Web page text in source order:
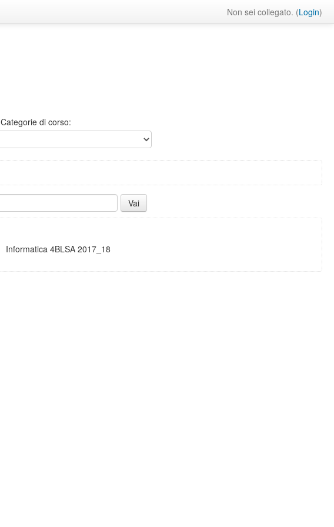
Non sei collegato. (Login)
Categorie di corso:
Informatica 4BLSA 2017_18